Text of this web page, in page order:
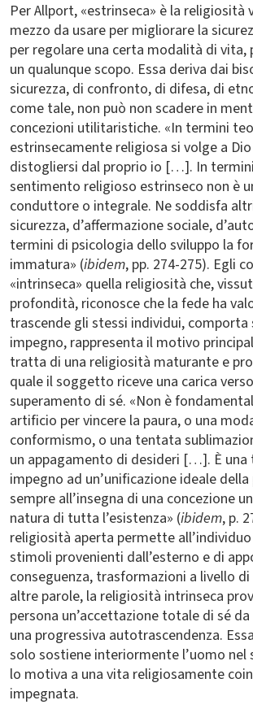
Per Allport, «estrinseca» è la religiosità
mezzo da usare per migliorare la
per regolare una certa modalità di vita,
un qualunque scopo. Essa deriva dai
sicurezza, di confronto, di difesa, di
come tale, non può non scadere in
concezioni utilitaristiche. «In termini
estrinsecamente religiosa si volge a
distogliersi dal proprio io […]. In
sentimento religioso estrinseco non è
conduttore o integrale. Ne soddisfa
sicurezza, d’affermazione sociale,
termini di psicologia dello sviluppo la
immatura» (ibidem, pp. 274-275). Egli
«intrinseca» quella religiosità che,
profondità, riconosce che la fede ha
trascende gli stessi individui, comporta
impegno, rappresenta il motivo
tratta di una religiosità maturante e
quale il soggetto riceve una carica
superamento di sé. «Non è
artificio per vincere la paura, o una
conformismo, o una tentata
un appagamento di desideri […]. È una
impegno ad un’unificazione ideale
sempre all’insegna di una concezione
natura di tutta l’esistenza» (ibidem, p.
religiosità aperta permette
stimoli provenienti dall’esterno e di
conseguenza, trasformazioni a livello
altre parole, la religiosità intrinseca
persona un’accettazione totale di sé
una progressiva autotrascendenza.
solo sostiene interiormente l’uomo nel
lo motiva a una vita religiosamente
impegnata.